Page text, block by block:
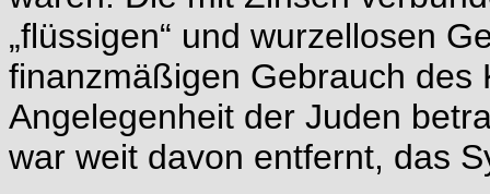
„flüssigen“ und wurzellosen
finanzmäßigen Gebrauch des
Angelegenheit der Juden
war weit davon entfernt, das